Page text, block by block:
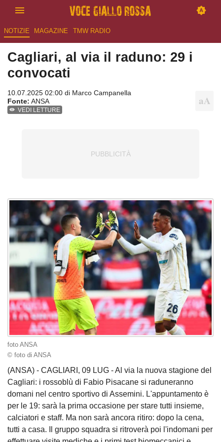
NOTIZIE MAGAZINE TMW RADIO
Cagliari, al via il raduno: 29 i
convocati
10.07.2025 02:00 di Marco Campanella
Fonte: ANSA
VEDI LETTURE
foto ANSA
© foto di ANSA
(ANSA) - CAGLIARI, 09 LUG - Al via la nuova stagione del
Cagliari: i rossoblù di Fabio Pisacane si raduneranno
domani nel centro sportivo di Assemini. L'appuntamento è
per le 19: sarà la prima occasione per stare tutti insieme,
calciatori e staff. Ma non sarà ancora ritiro: dopo la cena,
tutti a casa. Il gruppo squadra si ritroverà poi l'indomani per